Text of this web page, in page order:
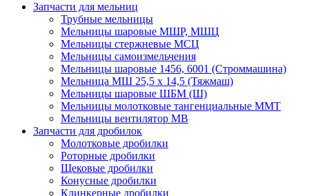
Запчасти для мельниц
Трубные мельницы
Мельницы шаровые МШР, МШЦ
Мельницы стержневые МСЦ
Мельницы самоизмельчения
Мельницы шаровые 1456, 6001 (Строммашина)
Мельница МШ 25,5 х 14,5 (Тяжмаш)
Мельницы шаровые ШБМ (Ш)
Мельницы молотковые тангенциальные ММТ
Мельницы вентилятор МВ
Запчасти для дробилок
Молотковые дробилки
Роторные дробилки
Щековые дробилки
Конусные дробилки
Клинкерные дробилки